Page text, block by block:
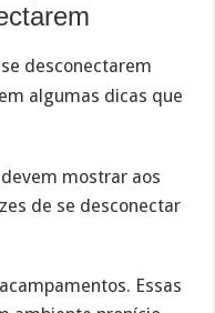
desconectarem
algumas dicas que
mostrar aos
de se desconectar
Essas